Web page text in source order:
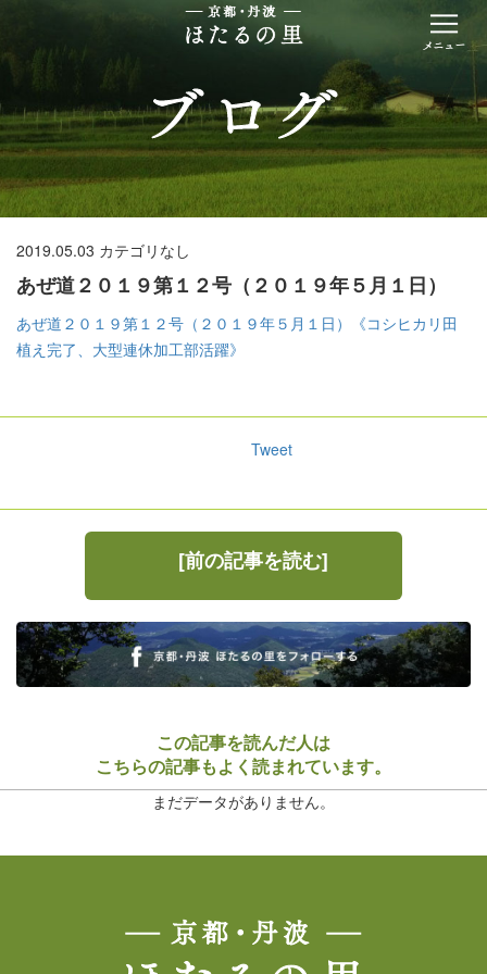
2019.05.03 カテゴリなし
あぜ道２０１９第１２号（２０１９年５月１日）
あぜ道２０１９第１２号（２０１９年５月１日）《コシヒカリ田
植え完了、大型連休加工部活躍》
Tweet
[前の記事を読む]
この記事を読んだ人は
こちらの記事もよく読まれています。
まだデータがありません。